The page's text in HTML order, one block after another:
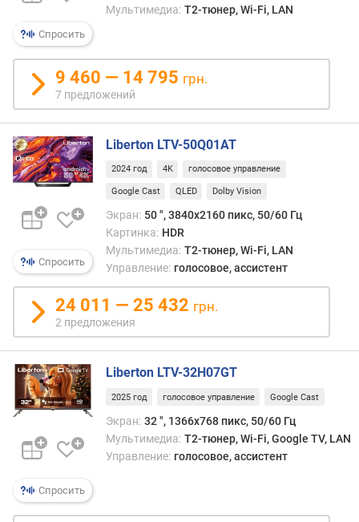
н
и
я
п
о
к
о
л
и
е
с
в
у
р
л
о
ж
е
и
й
р
Спросить
Мультимедиа: T2-тюнер, Wi-Fi, LAN
9 460 — 14 795 грн.
7 предложений
Спросить
Liberton LTV-50Q01AT
2024 год 4K голосовое управление
Google Cast QLED Dolby Vision
Экран: 50 ", 3840x2160 пикс, 50/60 Гц
Картинка: HDR
Мультимедиа: T2-тюнер, Wi-Fi, LAN
Управление: голосовое, ассистент
24 011 — 25 432 грн.
2 предложения
Спросить
Liberton LTV-32H07GT
2025 год голосовое управление Google Cast
Экран: 32 ", 1366x768 пикс, 50/60 Гц
Мультимедиа: T2-тюнер, Wi-Fi, Google TV, LAN
Управление: голосовое, ассистент